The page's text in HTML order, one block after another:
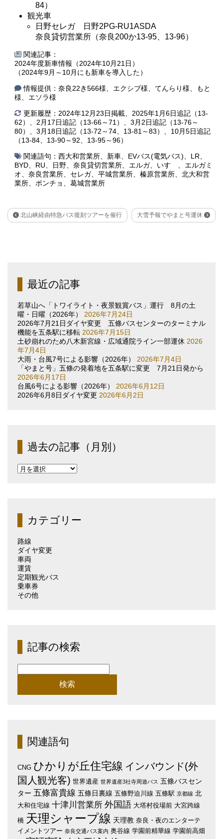
84）
観光車
日野セレガ 日野2PG-RU1ASDA
奈良貸切営業所（奈良200か13-95、13-96）
関連記事：
2024年度新車情報（2024年10月21日）
（2024年9月～10月にも新車を導入した）
情報提供：奈良22き566様、エクシブ様、てんらり様、もと
様、エソラ様
更新履歴：2024年12月23日掲載、2025年1月6日追記（13-
62）、2月17日追記（13-66～71）、3月2日追記（13-76～
80）、3月18日追記（13-72～74、13-81～83）、10月5日追記
（13-84、13-90～92、13-95～96）
関連語句： 西大和営業所 新車 EVバス(電気バス) LR
BYD
RU 日野 奈良貸切営業所 エルガ、 いすゞ
エルガミ
オ
奈良営業所 セレガ、 平城営業所 榛原営業所
北大和営
業所
ポンチョ 葛城営業所
北山峡経由特急バス復刻ツアーを催行 大雪予報でやまと号運休
最近の記事
若草山へ「トワイライト・夜景観賞バス」運行 8月の土
曜・日曜（2026年）
2026年7月24日
2026年7月21日ダイヤ変更 五條バスセンターのターミナル
機能を五条駅に移転 2026年7月15日
土砂崩れのため八木新宮線・広域通院ライン一部運休 2026
年7月4日
大雨・台風7号による影響（2026年）
2026年7月4日
「やまと号」五條の発着地を五条駅に変更 7月21日発から
2026年6月17日
台風6号による影響（2026年）
2026年6月12日
2026年6月8日ダイヤ変更 2026年6月2日
過去の記事（月別）
過
去
（月
別）カテゴリー
路線
ダイヤ変更
車両
運賃
定期観光バス
乗車券
その他
記事の検索
検
索:
関連語句
CNG ひかりが丘住宅線 インバウンド(外
国人観光客) 世界遺産 世界遺産3社寺周遊バス 五條バスセン
ター 五條富貴線 五條日裏線 五條野迫川線 五條駅 京都線 北
大和住宅線 十津川営業所 外国語 大塔村役場前 大宮跨線
橋 天理シャープ線 天理教 奈良・夜のエンターテ
イメントツアー 奈良交通バス案内 奥谷線 学園前精華線 学園前高畑